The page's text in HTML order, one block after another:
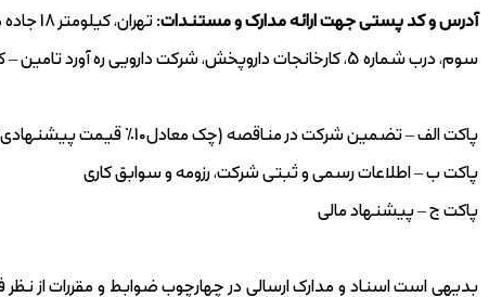
آدرس و کد پستی جهت ارائه مدارک و مستندات:
سوم، درب شماره 5، کارخانجات داروپخش، شرکت دارویی ره آورد تامین – کدپستی 1397116396
پاکت الف – تضمین شرکت در مناقصه (چک معادل10% قیمت پیشنهادی)
پاکت ب – اطلاعات رسمی و ثبتی شرکت، رزومه و سوابق کاری
پاکت ج – پیشنهاد مالی
بدیهی است اسناد و مدارک ارسالی در چهارچوب ضوابط و مقررات